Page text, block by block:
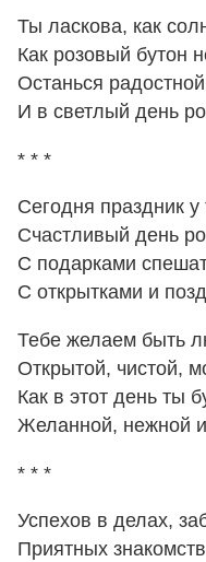
Ты ласкова, как
Как розовый бутон
Останься
И в светлый день
* * *
Сегодня праздник у
Счастливый день
С подарками
С открытками и
Тебе желаем быть
Открытой, чистой,
Как в этот день ты
Желанной, нежной
* * *
Успехов в делах,
Приятных